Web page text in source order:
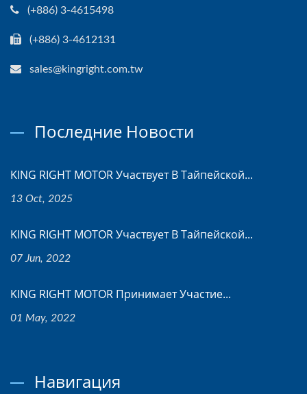
(+886) 3-4615498
(+886) 3-4612131
sales@kingright.com.tw
Последние Новости
KING RIGHT MOTOR Участвует В Тайпейской...
13 Oct, 2025
KING RIGHT MOTOR Участвует В Тайпейской...
07 Jun, 2022
KING RIGHT MOTOR Принимает Участие...
01 May, 2022
Навигация